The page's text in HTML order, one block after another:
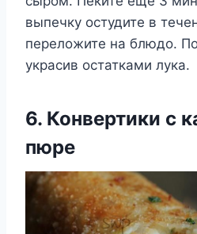
выпечку остудите в
переложите на блюдо.
украсив остатками лука.
6. Конвертики с
пюре